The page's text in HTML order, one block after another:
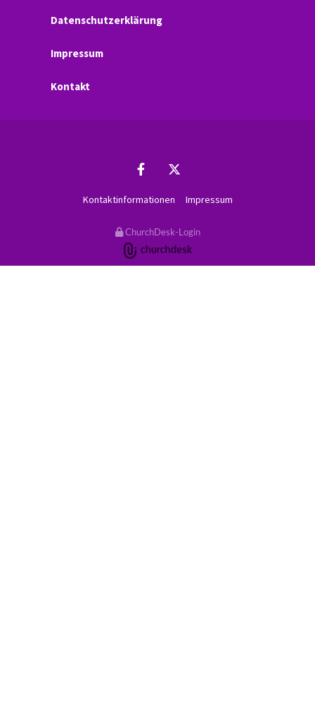
Datenschutzerklärung
Impressum
Kontakt
Kontaktinformationen Impressum
ChurchDesk-Login